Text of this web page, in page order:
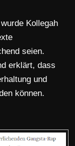
Kollegah
seien.
erklärt, dass
und
können.